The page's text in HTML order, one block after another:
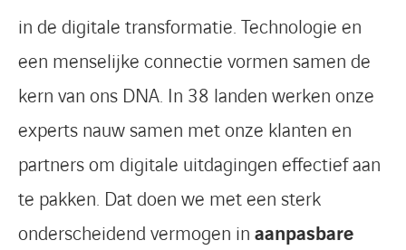
in de digitale transformatie. Technologie en
een menselijke connectie vormen samen de
kern van ons DNA. In 38 landen werken onze
experts nauw samen met onze klanten en
partners om digitale uitdagingen effectief aan
te pakken. Dat doen we met een sterk
onderscheidend vermogen in aanpasbare